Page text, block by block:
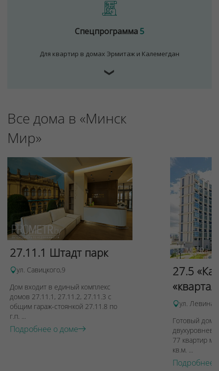
Спецпрограмма5
Для квартир в домах Эрмитаж и Калемегдан
❯
Все дома в «Минск
Мир»
27.11.1 Штадт парк
ул. Савицкого,9
Дом входит в единый комплекс
домов 27.11.1, 27.11.2, 27.11.3 с
общим гараж-стоянкой 27.11.8 по
г.п. ...
Подробнее о доме
27.5
ул. Левина,
Готовый дом
77 квартир
кв.м. ...
Подробнее
Для обеспечения удобства пользователей сайта
используются cookies
Отклонить